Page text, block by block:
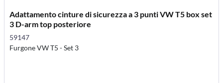
Adattamento cinture di sicurezza a 3 punti VW T5 box set
3 D-arm top posteriore
59147
Furgone VW T5 - Set 3